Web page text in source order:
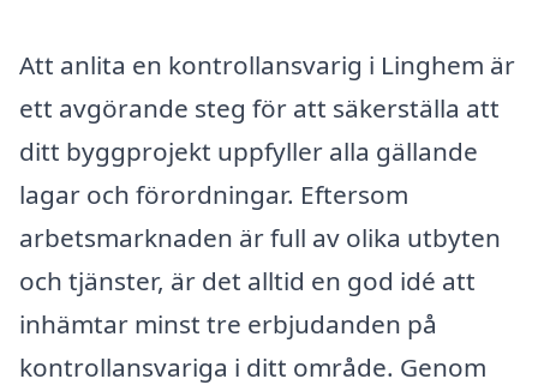
Att anlita en kontrollansvarig i Linghem är
ett avgörande steg för att säkerställa att
ditt byggprojekt uppfyller alla gällande
lagar och förordningar. Eftersom
arbetsmarknaden är full av olika utbyten
och tjänster, är det alltid en god idé att
inhämtar minst tre erbjudanden på
kontrollansvariga i ditt område. Genom